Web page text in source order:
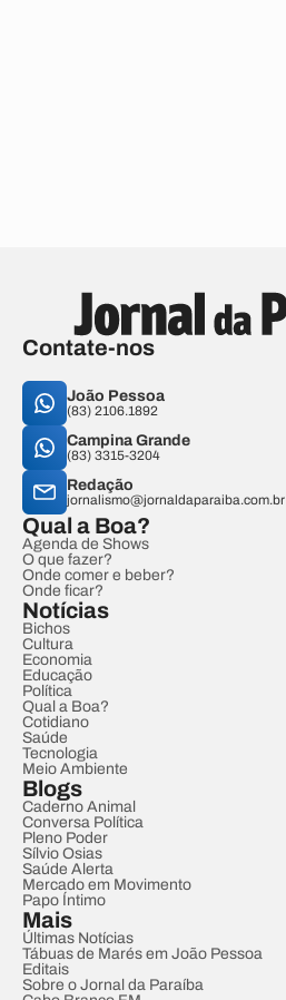
Contate-nos
João Pessoa
(83) 2106.1892
Campina Grande
(83) 3315-3204
Redação
jornalismo@jornaldaparaiba.com.br
Qual a Boa?
Agenda de Shows
O que fazer?
Onde comer e beber?
Onde ficar?
Notícias
Bichos
Cultura
Economia
Educação
Política
Qual a Boa?
Cotidiano
Saúde
Tecnologia
Meio Ambiente
Blogs
Caderno Animal
Conversa Política
Pleno Poder
Sílvio Osias
Saúde Alerta
Mercado em Movimento
Papo Íntimo
Mais
Últimas Notícias
Tábuas de Marés em João Pessoa
Editais
Sobre o Jornal da Paraíba